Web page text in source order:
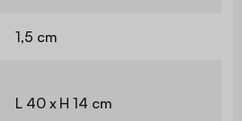
1,5 cm
L 40 x H 14 cm